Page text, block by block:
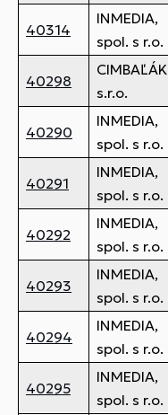
40314
INMEDIA,
spol. s r.o.
40298
CIMBAĽÁK
s.r.o.
40290
INMEDIA,
spol. s r.o.
40291
INMEDIA,
spol. s r.o.
40292
INMEDIA,
spol. s r.o.
40293
INMEDIA,
spol. s r.o.
40294
INMEDIA,
spol. s r.o.
40295
INMEDIA,
spol. s r.o.